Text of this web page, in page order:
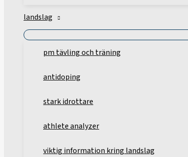
landslag
pm tävling och träning
antidoping
stark idrottare
athlete analyzer
viktig information kring landslag